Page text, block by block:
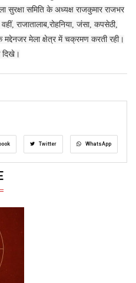
सुरक्षा समिति के अध्यक्ष राजकुमार राजभर
राजातालाब,रोहनिया, जंसा, कपसेठी,
मद्देनजर मेला क्षेत्र में चक्रमण करती रही।
दिखे।
Twitter WhatsApp